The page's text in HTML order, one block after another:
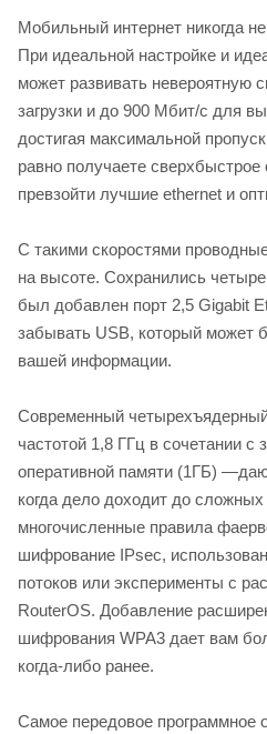
Мобильный интернет никогда
При идеальной настройке и
может развивать невероятную
загрузки и до 900 Мбит/с для
достигая максимальной
равно получаете
превзойти лучшие ethernet и
С такими скоростями
на высоте. Сохранились
был добавлен порт 2,5 Gigabit
забывать USB, который может
вашей информации.
Современный
частотой 1,8 ГГц в сочетании
оперативной памяти (1ГБ)
когда дело доходит до сложных
многочисленные правила
шифрование IPsec,
потоков или эксперименты с
RouterOS. Добавление
шифрования WPA3 дает вам
когда-либо ранее.
Самое передовое программное